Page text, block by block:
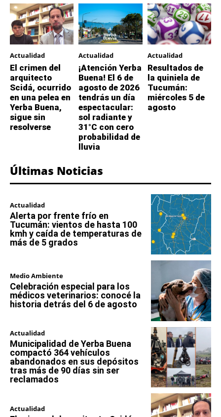
Actualidad
El crimen del
arquitecto
Scidá, ocurrido
en una pelea en
Yerba Buena,
sigue sin
resolverse
Actualidad
¡Atención Yerba
Buena! El 6 de
agosto de 2026
tendrás un día
espectacular:
sol radiante y
31°C con cero
probabilidad de
lluvia
Actualidad
Resultados de
la quiniela de
Tucumán:
miércoles 5 de
agosto
Últimas Noticias
Actualidad
Alerta por frente frío en
Tucumán: vientos de hasta 100
kmh y caída de temperaturas de
más de 5 grados
Medio Ambiente
Celebración especial para los
médicos veterinarios: conocé la
historia detrás del 6 de agosto
Actualidad
Municipalidad de Yerba Buena
compactó 364 vehículos
abandonados en sus depósitos
tras más de 90 días sin ser
reclamados
Actualidad